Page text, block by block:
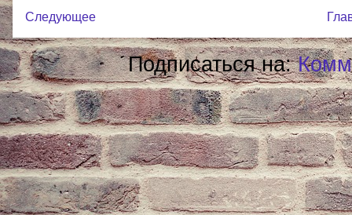
Следующее
Подписаться на: